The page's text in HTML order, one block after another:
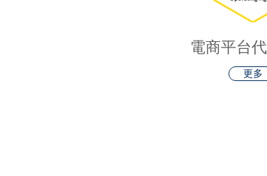
電商​平台
更多